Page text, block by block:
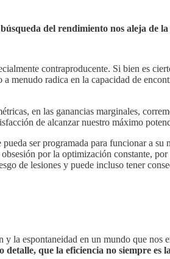
del rendimiento nos aleja de la
contraproducente. Si bien es
menudo radica en la capacidad de
en las ganancias marginales,
de alcanzar nuestro máximo
ser programada para funcionar a
por la optimización constante,
de lesiones y puede incluso tener
la espontaneidad en un mundo que
que la eficiencia no siempre